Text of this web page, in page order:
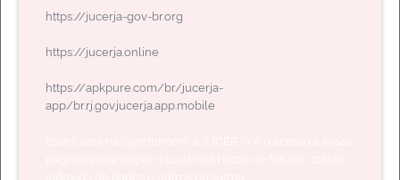
dentre outros)
https://jucerja-gov-br.org
https://jucerja.online
https://apkpure.com/br/jucerja-
app/br.rj.gov.jucerja.app.mobile